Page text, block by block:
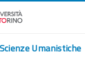
Umanistiche